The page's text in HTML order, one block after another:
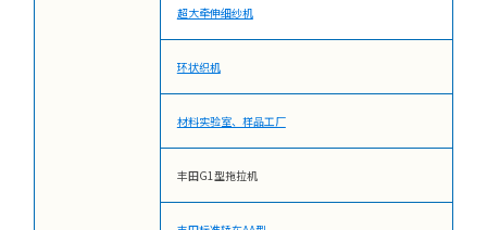
超大牵伸细纱机
环状织机
材料实验室、样品工厂
丰田G1型拖拉机